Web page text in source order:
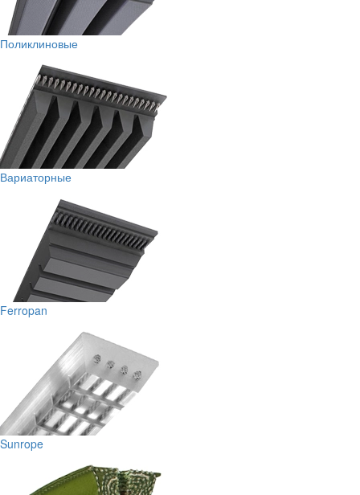
Поликлиновые
Вариаторные
Ferropan
Sunrope